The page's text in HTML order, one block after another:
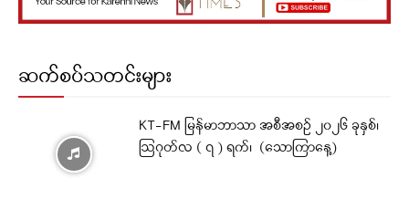
ဆက်စပ်သတင်းများ
KT-FM မြန်မာဘာသာ အစီအစဉ် ၂၀၂၆ ခုနှစ်၊
ဩဂုတ်လ ( ၇ ) ရက်၊ (သောကြာနေ့)